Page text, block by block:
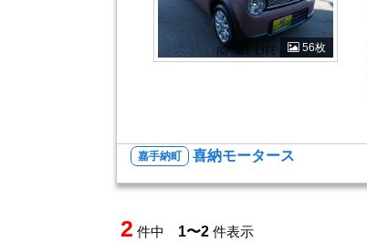
56枚
嘉手納町 喜納モータース
2 件中 1〜2 件表示